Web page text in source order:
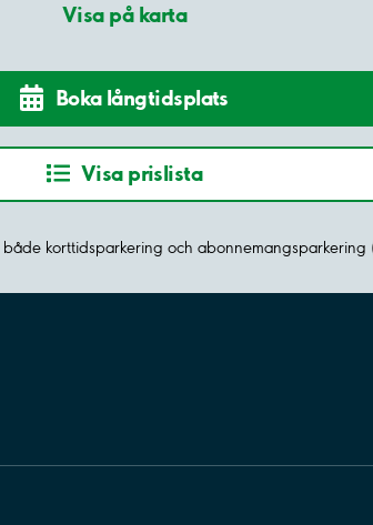
Visa på karta
Boka långtidsplats
Visa prislista
korttidsparkering och abonnemangsparkering